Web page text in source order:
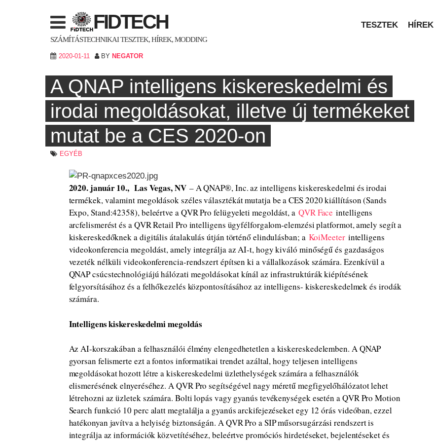
FIDTECH
SZÁMÍTÁSTECHNIKAI TESZTEK, HÍREK, MODDING
TESZTEK HÍREK
2020-01-11 BY NEGATOR
A QNAP intelligens kiskereskedelmi és
irodai megoldásokat, illetve új termékeket
mutat be a CES 2020-on
EGYÉB
2020. január 10., Las Vegas, NV– A QNAP®, Inc. az intelligens kiskereskedelmi és irodai
termékek, valamint megoldások széles választékát mutatja be a CES 2020 kiállításon (Sands
Expo, Stand:42358), beleértve a QVR Pro felügyeleti megoldást, a QVR Face intelligens
arcfelismerést és a QVR Retail Pro intelligens ügyfélforgalom-elemzési platformot, amely segít a
kiskereskedőknek a digitális átalakulás útján történő elindulásban; a KoiMeeterintelligens
videokonferencia megoldást, amely integrálja az AI-t, hogy kiváló minőségű és gazdaságos
vezeték nélküli videokonferencia-rendszert építsen ki a vállalkozások számára. Ezenkívül a
QNAP csúcstechnológiájú hálózati megoldásokat kínál az infrastruktúrák kiépítésének
felgyorsításához és a felhőkezelés központosításához az intelligens- kiskereskedelmek és irodák
számára.
Intelligens kiskereskedelmi megoldás
Az AI-korszakában a felhasználói élmény elengedhetetlen a kiskereskedelemben. A QNAP
gyorsan felismerte ezt a fontos informatikai trendet azáltal, hogy teljesen intelligens
megoldásokat hozott létre a kiskereskedelmi üzlethelységek számára a felhasználók
elismerésének elnyeréséhez. A QVR Pro segítségével nagy méretű megfigyelőhálózatot lehet
létrehozni az üzletek számára. Bolti lopás vagy gyanús tevékenységek esetén a QVR Pro Motion
Search funkció 10 perc alatt megtalálja a gyanús arckifejezéseket egy 12 órás videóban, ezzel
hatékonyan javítva a helyiség biztonságán. A QVR Pro a SIP műsorsugárzási rendszert is
integrálja az információk közvetítéséhez, beleértve promóciós hirdetéseket, bejelentéseket és